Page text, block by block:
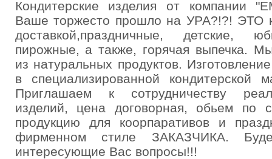
Кондитерские изделия от компании
Ваше торжесто прошло на УРА?!?! ЭТО
доставкой,праздничные, детские,
пирожные, а также, горячая выпечка.
из натуральных продуктов.
в специализированной кондитерской
Приглашаем к сотрудничеству
изделий, цена договорная, обьем по
продукцию для коорпаративов и
фирменном стиле ЗАКАЗЧИКА.
интересующие Вас вопросы!!!